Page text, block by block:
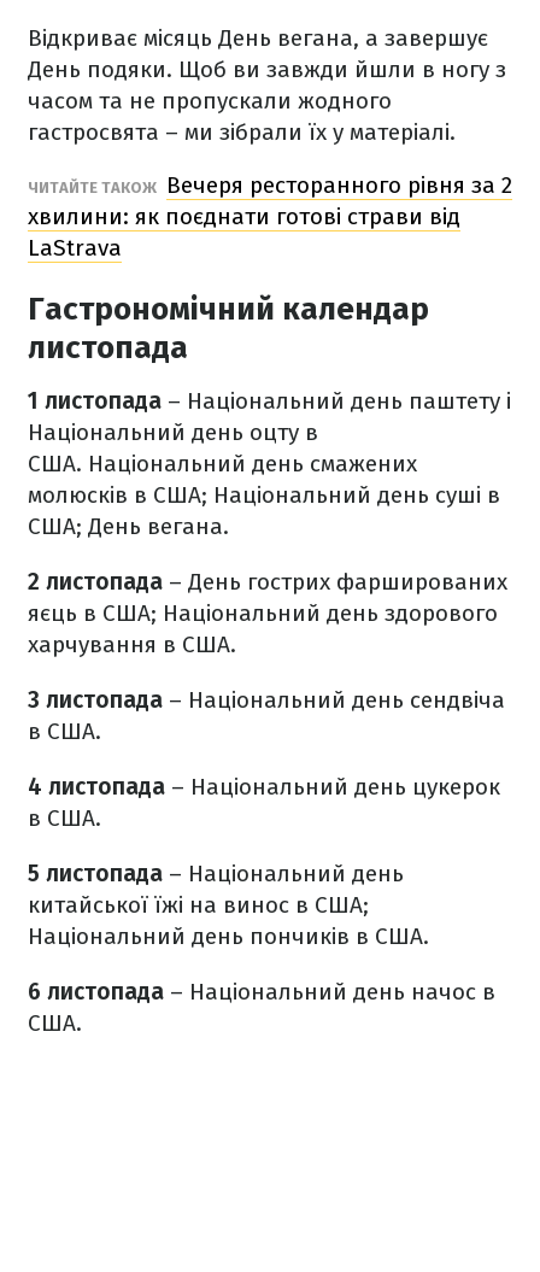
Відкриває місяць День вегана, а завершує
День подяки. Щоб ви завжди йшли в ногу з
часом та не пропускали жодного
гастросвята – ми зібрали їх у матеріалі.
ЧИТАЙТЕ ТАКОЖ
Вечеря ресторанного рівня за 2
хвилини: як поєднати готові страви від
LaStrava
Гастрономічний календар
листопада
1 листопада – Національний день паштету і
Національний день оцту в
США. Національний день смажених
молюсків в США; Національний день суші в
США; День вегана.
2 листопада – День гострих фаршированих
яєць в США; Національний день здорового
харчування в США.
3 листопада – Національний день сендвіча
в США.
4 листопада – Національний день цукерок
в США.
5 листопада – Національний день
китайської їжі на винос в США;
Національний день пончиків в США.
6 листопада – Національний день начос в
США.